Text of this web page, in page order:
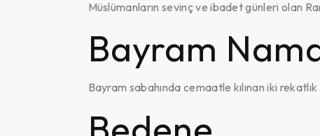
Müslümanların sevinç ve ibadet günleri olan
Bayram
Bayram sabahında cemaatle kılınan iki